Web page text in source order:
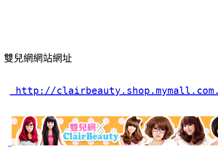
雙兒網網站網址
http://